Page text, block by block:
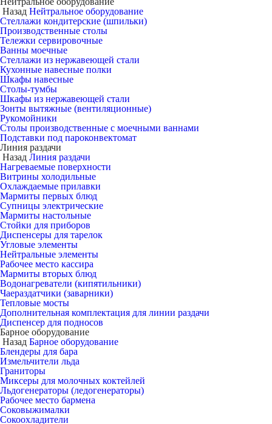
Назад Нейтральное оборудование
Стеллажи кондитерские (шпильки)
Производственные столы
Тележки сервировочные
Ванны моечные
Стеллажи из нержавеющей стали
Кухонные навесные полки
Шкафы навесные
Столы-тумбы
Шкафы из нержавеющей стали
Зонты вытяжные (вентиляционные)
Рукомойники
Столы производственные с моечными ваннами
Подставки под пароконвектомат
Линия раздачи
Назад Линия раздачи
Нагреваемые поверхности
Витрины холодильные
Охлаждаемые прилавки
Мармиты первых блюд
Супницы электрические
Мармиты настольные
Стойки для приборов
Диспенсеры для тарелок
Угловые элементы
Нейтральные элементы
Рабочее место кассира
Мармиты вторых блюд
Водонагреватели (кипятильники)
Чаераздатчики (заварники)
Тепловые мосты
Дополнительная комплектация для линии раздачи
Диспенсер для подносов
Барное оборудование
Назад Барное оборудование
Блендеры для бара
Измельчители льда
Граниторы
Миксеры для молочных коктейлей
Льдогенераторы (ледогенераторы)
Рабочее место бармена
Соковыжималки
Сокоохладители